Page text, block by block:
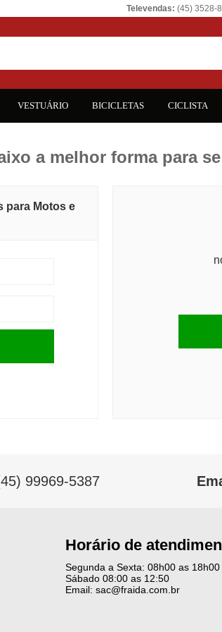
Televendas: (45) 3528-
VESTUÁRIO BICICLETAS CICLISTA
a melhor forma para
para Motos e
99969-5387
Horário de
Segunda a Sexta: 08h00 as 18h00
Sábado 08:00 as 12:50
Email: sac@fraida.com.br